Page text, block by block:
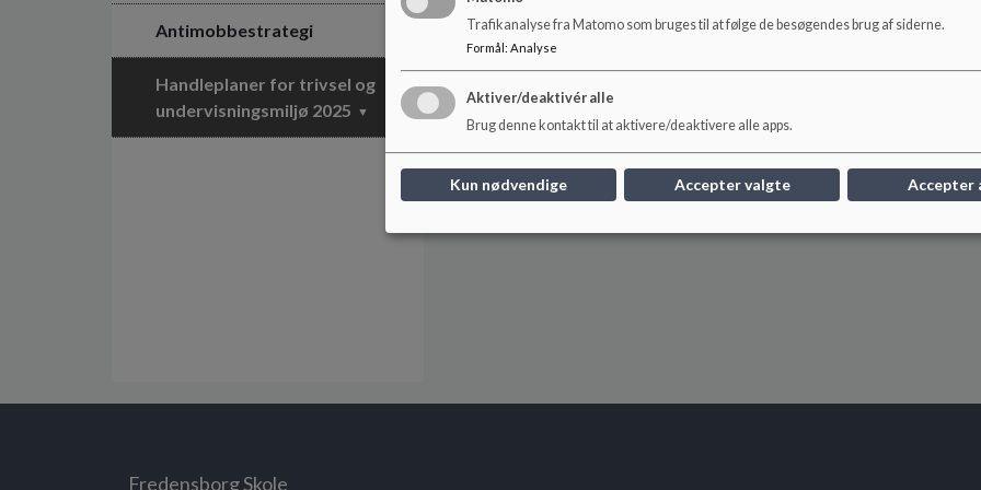
Antimobbestrategi
Handleplaner for trivsel og
undervisningsmiljø 2025
Fredensborg Skole
Trafikanalyse fra Matomo som bruges til at følge de besøgendes brug af siderne.
Formål: Analyse
Aktiver/deaktivér alle
Brug denne kontakt til at aktivere/deaktivere alle apps.
Kun nødvendige Accepter valgte Accepter